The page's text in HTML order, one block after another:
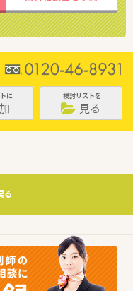
に 検討リストを
見る
る